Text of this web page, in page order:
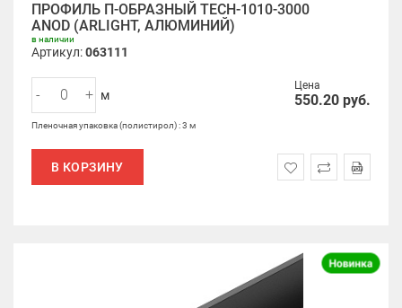
ПРОФИЛЬ П-ОБРАЗНЫЙ TECH-1010-3000
ANOD (ARLIGHT, АЛЮМИНИЙ)
в наличии
Артикул:063111
Цена
550.20 руб.
- + м
Пленочная упаковка (полистирол) : 3 м
В КОРЗИНУ